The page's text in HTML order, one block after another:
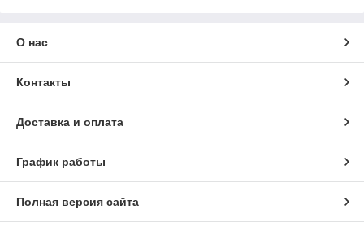
О нас
Контакты
Доставка и оплата
График работы
Полная версия сайта